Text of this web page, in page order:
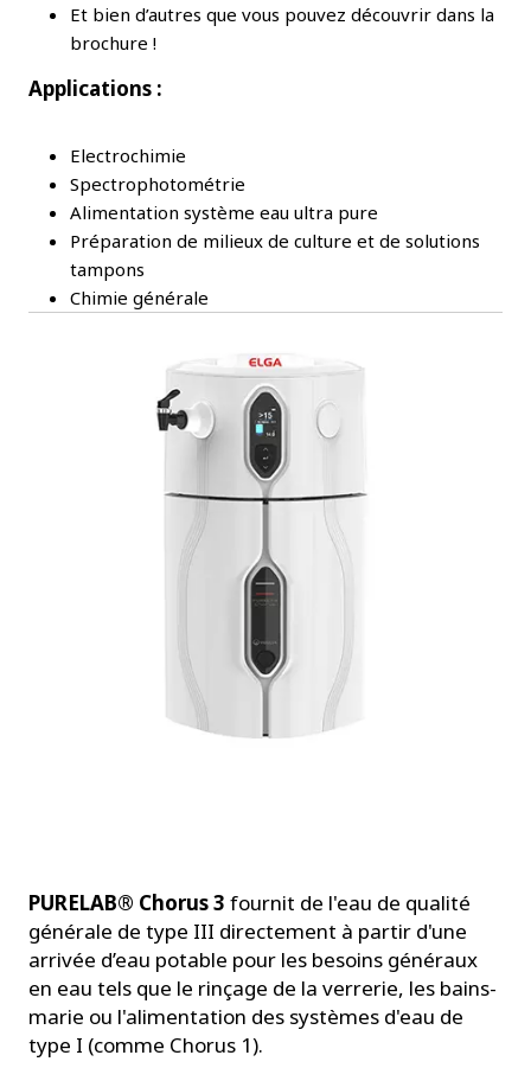
Et bien d’autres que vous pouvez découvrir dans la
brochure !
Applications :
Electrochimie
Spectrophotométrie
Alimentation système eau ultra pure
Préparation de milieux de culture et de solutions
tampons
Chimie générale
PURELAB® Chorus 3 fournit de l'eau de qualité
générale de type III directement à partir d'une
arrivée d’eau potable pour les besoins généraux
en eau tels que le rinçage de la verrerie, les bains-
marie ou l'alimentation des systèmes d'eau de
type I (comme Chorus 1).